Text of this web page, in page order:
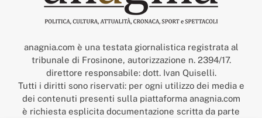
anagnia.com è una testata giornalistica registrata al
tribunale di Frosinone, autorizzazione n. 2394/17.
direttore responsabile: dott. Ivan Quiselli.
Tutti i diritti sono riservati: per ogni utilizzo dei media e
dei contenuti presenti sulla piattaforma anagnia.com
è richiesta esplicita documentazione scritta da parte